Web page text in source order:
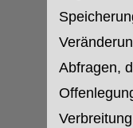
Abfragen,